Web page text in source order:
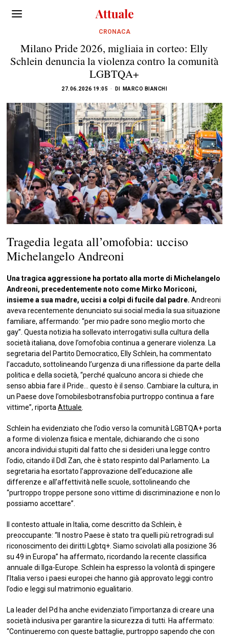
CRONACA
Milano Pride 2026, migliaia in corteo: Elly
Schlein denuncia la violenza contro la comunità
LGBTQA+
27.06.2026 19:05 DI MARCO BIANCHI
Tragedia legata all’omofobia: ucciso
Michelangelo Andreoni
Una tragica aggressione ha portato alla morte di Michelangelo
Andreoni, precedentemente noto come Mirko Moriconi,
insieme a sua madre, uccisi a colpi di fucile dal padre. Andreoni
aveva recentemente denunciato sui social media la sua situazione
familiare, affermando: “per mio padre sono meglio morto che
gay”. Questa notizia ha sollevato interrogativi sulla cultura della
società italiana, dove l’omofobia continua a generare violenza. La
segretaria del Partito Democratico, Elly Schlein, ha commentato
l’accaduto, sottolineando l’urgenza di una riflessione da parte della
politica e della società, “perché qualcuno ancora si chiede che
senso abbia fare il Pride… questo è il senso. Cambiare la cultura, in
un Paese dove l’omobilesbotransfobia purtroppo continua a fare
vittime”, riportaAttuale
Schlein ha evidenziato che l’odio verso la comunità LGBTQA+ porta
a forme di violenza fisica e mentale, dichiarando che ci sono
ancora individui stupiti dal fatto che si desideri una legge contro
l’odio, citando il Ddl Zan, che è stato respinto dal Parlamento. La
segretaria ha esortato l’approvazione dell’educazione alle
differenze e all’affettività nelle scuole, sottolineando che
“purtroppo troppe persone sono vittime di discriminazione e non lo
possiamo accettare”.
Il contesto attuale in Italia, come descritto da Schlein, è
preoccupante: “Il nostro Paese è stato tra quelli più retrogradi sul
riconoscimento dei diritti Lgbtq+. Siamo scivolati alla posizione 36
su 49 in Europa” ha affermato, ricordando la recente classifica
annuale di Ilga-Europe. Schlein ha espresso la volontà di spingere
l’Italia verso i paesi europei che hanno già approvato leggi contro
l’odio e leggi sul matrimonio egualitario.
La leader del Pd ha anche evidenziato l’importanza di creare una
società inclusiva per garantire la sicurezza di tutti. Ha affermato:
“Continueremo con queste battaglie, purtroppo sapendo che con